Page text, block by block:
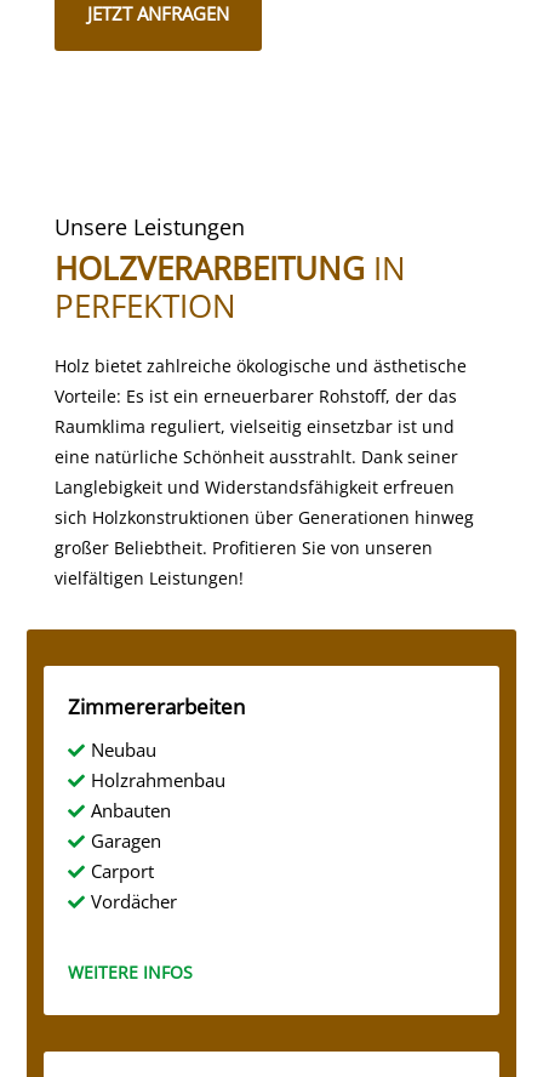
JETZT ANFRAGEN
Unsere Leistungen
HOLZVERARBEITUNG IN
PERFEKTION
Holz bietet zahlreiche ökologische und ästhetische
Vorteile: Es ist ein erneuerbarer Rohstoff, der das
Raumklima reguliert, vielseitig einsetzbar ist und
eine natürliche Schönheit ausstrahlt. Dank seiner
Langlebigkeit und Widerstandsfähigkeit erfreuen
sich Holzkonstruktionen über Generationen hinweg
großer Beliebtheit. Profitieren Sie von unseren
vielfältigen Leistungen!
Zimmererarbeiten
 Neubau
 Holzrahmenbau
 Anbauten
 Garagen
 Carport
 Vordächer
WEITERE INFOS